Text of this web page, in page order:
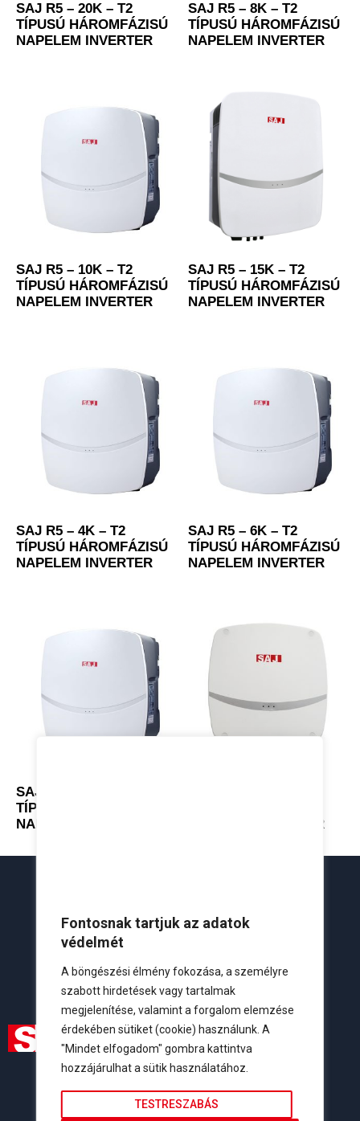
Fontosnak tartjuk az adatok
védelmét
A böngészési élmény fokozása, a személyre
szabott hirdetések vagy tartalmak
megjelenítése, valamint a forgalom elemzése
érdekében sütiket (cookie) használunk. A
"Mindet elfogadom" gombra kattintva
hozzájárulhat a sütik használatához.
TESTRESZABÁS
SAJ R5 – 20K – T2
TÍPUSÚ HÁROMFÁZISÚ
NAPELEM INVERTER
SAJ R5 – 8K – T2
TÍPUSÚ HÁROMFÁZISÚ
NAPELEM INVERTER
SAJ R5 – 10K – T2
TÍPUSÚ HÁROMFÁZISÚ
NAPELEM INVERTER
SAJ R5 – 15K – T2
TÍPUSÚ HÁROMFÁZISÚ
NAPELEM INVERTER
SAJ R5 – 4K – T2
TÍPUSÚ HÁROMFÁZISÚ
NAPELEM INVERTER
SAJ R5 – 6K – T2
TÍPUSÚ HÁROMFÁZISÚ
NAPELEM INVERTER
SAJ R5 – 5K – T2
TÍPUSÚ HÁROMFÁZISÚ
NAPELEM INVERTER
NAPELEM INVERTER
Elérhetőségeink
Lakossági:+36 20 261 0251
Viszonteladói:+36 20 434 7422